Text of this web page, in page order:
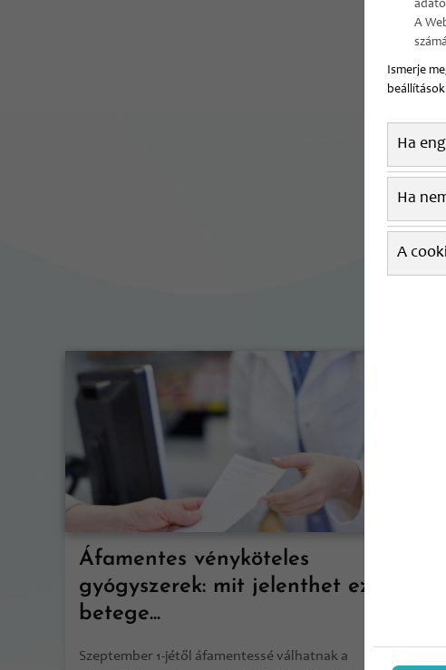
Áfamentes vényköteles
gyógyszerek: mit jelenthet ez a
betege...
Szeptember 1-jétől áfamentessé válhatnak a
A
Ismerje
Ha
Ha
A